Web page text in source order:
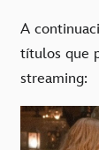
A
títulos que
streaming: